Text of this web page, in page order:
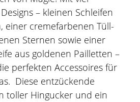
– kleinen Schleifen
einer cremefarbenen Tüll-
Sternen sowie einer
aus goldenen Pailletten –
perfekten Accessoires für
Diese entzückende
toller Hingucker und ein